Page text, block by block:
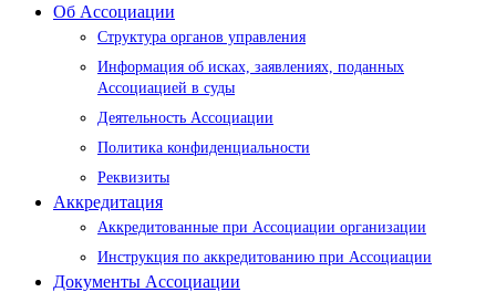
Об Ассоциации
Структура органов управления
Информация об исках, заявлениях, поданных
Ассоциацией в суды
Деятельность Ассоциации
Политика конфиденциальности
Реквизиты
Аккредитация
Аккредитованные при Ассоциации организации
Инструкция по аккредитованию при Ассоциации
Документы Ассоциации